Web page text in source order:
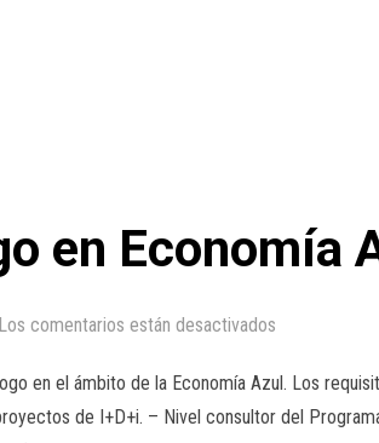
en Economía
Los comentarios están desactivados
en el ámbito de la Economía Azul. Los
de I+D+i. – Nivel consultor del